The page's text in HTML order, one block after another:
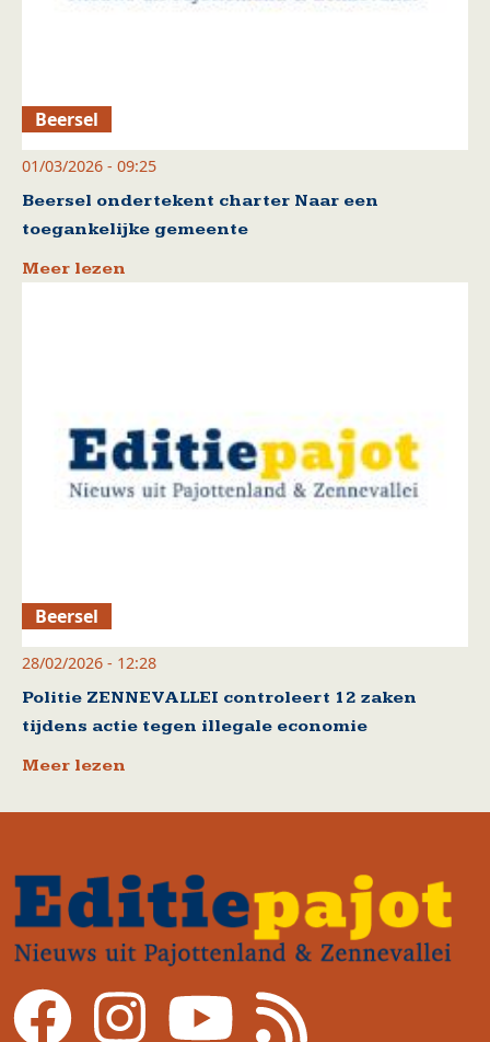
Beersel
01/03/2026 - 09:25
Beersel ondertekent charter Naar een
toegankelijke gemeente
Meer lezen
Beersel
28/02/2026 - 12:28
Politie ZENNEVALLEI controleert 12 zaken
tijdens actie tegen illegale economie
Meer lezen